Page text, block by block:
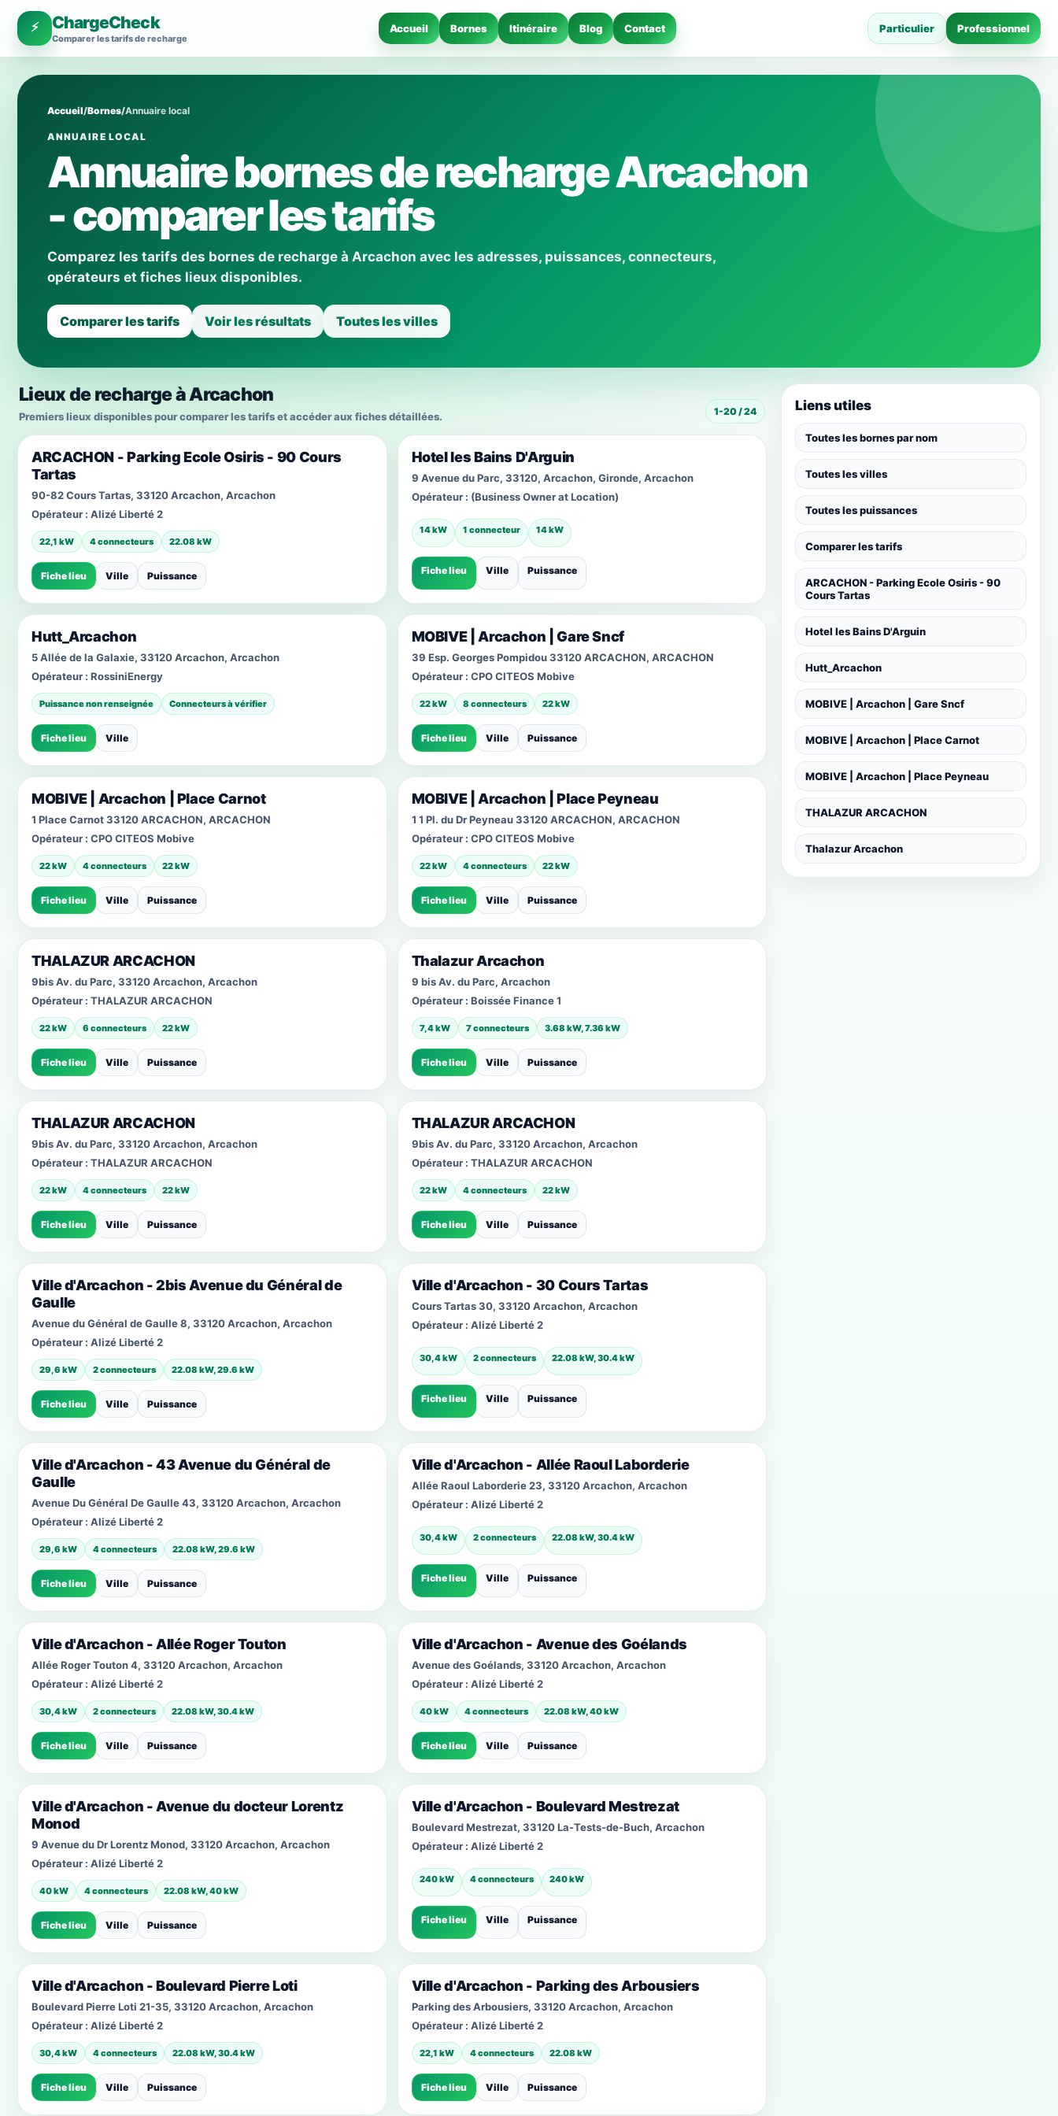
⚡ ChargeCheck
Comparer les tarifs de recharge
Accueil Bornes Itinéraire Blog Contact Particulier Professionnel
Accueil/Bornes/Annuaire local
ANNUAIRE LOCAL
Annuaire bornes de recharge Arcachon
- comparer les tarifs
Comparez les tarifs des bornes de recharge à Arcachon avec les adresses, puissances, connecteurs,
opérateurs et fiches lieux disponibles.
Comparer les tarifs Voir les résultats Toutes les villes
Lieux de recharge à Arcachon
Premiers lieux disponibles pour comparer les tarifs et accéder aux fiches détaillées. 1-20 / 24
ARCACHON - Parking Ecole Osiris - 90 Cours
Tartas
90-82 Cours Tartas, 33120 Arcachon, Arcachon
Opérateur : Alizé Liberté 2
22,1 kW 4 connecteurs 22.08 kW
Fiche lieu Ville Puissance
Hotel les Bains D'Arguin
9 Avenue du Parc, 33120, Arcachon, Gironde, Arcachon
Opérateur : (Business Owner at Location)
14 kW 1 connecteur 14 kW
Fiche lieu Ville Puissance
Hutt_Arcachon
5 Allée de la Galaxie, 33120 Arcachon, Arcachon
Opérateur : RossiniEnergy
Puissance non renseignée Connecteurs à vérifier
Fiche lieu Ville
MOBIVE | Arcachon | Gare Sncf
39 Esp. Georges Pompidou 33120 ARCACHON, ARCACHON
Opérateur : CPO CITEOS Mobive
22 kW 8 connecteurs 22 kW
Fiche lieu Ville Puissance
MOBIVE | Arcachon | Place Carnot
1 Place Carnot 33120 ARCACHON, ARCACHON
Opérateur : CPO CITEOS Mobive
22 kW 4 connecteurs 22 kW
Fiche lieu Ville Puissance
MOBIVE | Arcachon | Place Peyneau
1 1 Pl. du Dr Peyneau 33120 ARCACHON, ARCACHON
Opérateur : CPO CITEOS Mobive
22 kW 4 connecteurs 22 kW
Fiche lieu Ville Puissance
THALAZUR ARCACHON
9bis Av. du Parc, 33120 Arcachon, Arcachon
Opérateur : THALAZUR ARCACHON
22 kW 6 connecteurs 22 kW
Fiche lieu Ville Puissance
Thalazur Arcachon
9 bis Av. du Parc, Arcachon
Opérateur : Boissée Finance 1
7,4 kW 7 connecteurs 3.68 kW, 7.36 kW
Fiche lieu Ville Puissance
THALAZUR ARCACHON
9bis Av. du Parc, 33120 Arcachon, Arcachon
Opérateur : THALAZUR ARCACHON
22 kW 4 connecteurs 22 kW
Fiche lieu Ville Puissance
THALAZUR ARCACHON
9bis Av. du Parc, 33120 Arcachon, Arcachon
Opérateur : THALAZUR ARCACHON
22 kW 4 connecteurs 22 kW
Fiche lieu Ville Puissance
Ville d'Arcachon - 2bis Avenue du Général de
Gaulle
Avenue du Général de Gaulle 8, 33120 Arcachon, Arcachon
Opérateur : Alizé Liberté 2
29,6 kW 2 connecteurs 22.08 kW, 29.6 kW
Fiche lieu Ville Puissance
Ville d'Arcachon - 30 Cours Tartas
Cours Tartas 30, 33120 Arcachon, Arcachon
Opérateur : Alizé Liberté 2
30,4 kW 2 connecteurs 22.08 kW, 30.4 kW
Fiche lieu Ville Puissance
Ville d'Arcachon - 43 Avenue du Général de
Gaulle
Avenue Du Général De Gaulle 43, 33120 Arcachon, Arcachon
Opérateur : Alizé Liberté 2
29,6 kW 4 connecteurs 22.08 kW, 29.6 kW
Fiche lieu Ville Puissance
Ville d'Arcachon - Allée Raoul Laborderie
Allée Raoul Laborderie 23, 33120 Arcachon, Arcachon
Opérateur : Alizé Liberté 2
30,4 kW 2 connecteurs 22.08 kW, 30.4 kW
Fiche lieu Ville Puissance
Ville d'Arcachon - Allée Roger Touton
Allée Roger Touton 4, 33120 Arcachon, Arcachon
Opérateur : Alizé Liberté 2
30,4 kW 2 connecteurs 22.08 kW, 30.4 kW
Fiche lieu Ville Puissance
Ville d'Arcachon - Avenue des Goélands
Avenue des Goélands, 33120 Arcachon, Arcachon
Opérateur : Alizé Liberté 2
40 kW 4 connecteurs 22.08 kW, 40 kW
Fiche lieu Ville Puissance
Ville d'Arcachon - Avenue du docteur Lorentz
Monod
9 Avenue du Dr Lorentz Monod, 33120 Arcachon, Arcachon
Opérateur : Alizé Liberté 2
40 kW 4 connecteurs 22.08 kW, 40 kW
Fiche lieu Ville Puissance
Ville d'Arcachon - Boulevard Mestrezat
Boulevard Mestrezat, 33120 La-Tests-de-Buch, Arcachon
Opérateur : Alizé Liberté 2
240 kW 4 connecteurs 240 kW
Fiche lieu Ville Puissance
Ville d'Arcachon - Boulevard Pierre Loti
Boulevard Pierre Loti 21-35, 33120 Arcachon, Arcachon
Opérateur : Alizé Liberté 2
30,4 kW 4 connecteurs 22.08 kW, 30.4 kW
Fiche lieu Ville Puissance
Ville d'Arcachon - Parking des Arbousiers
Parking des Arbousiers, 33120 Arcachon, Arcachon
Opérateur : Alizé Liberté 2
22,1 kW 4 connecteurs 22.08 kW
Fiche lieu Ville Puissance
Liens utiles
Toutes les bornes par nom
Toutes les villes
Toutes les puissances
Comparer les tarifs
ARCACHON - Parking Ecole Osiris - 90
Cours Tartas
Hotel les Bains D'Arguin
Hutt_Arcachon
MOBIVE | Arcachon | Gare Sncf
MOBIVE | Arcachon | Place Carnot
MOBIVE | Arcachon | Place Peyneau
THALAZUR ARCACHON
Thalazur Arcachon